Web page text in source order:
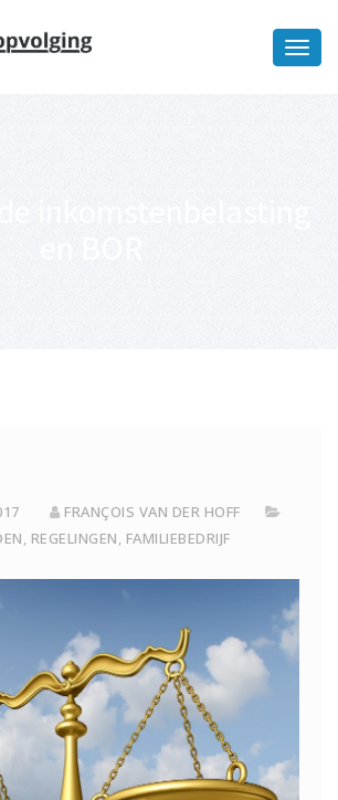
FRANÇOIS VAN DER HOFF
, REGELINGEN, FAMILIEBEDRIJF
fiscaal
Ik wil meer informatie